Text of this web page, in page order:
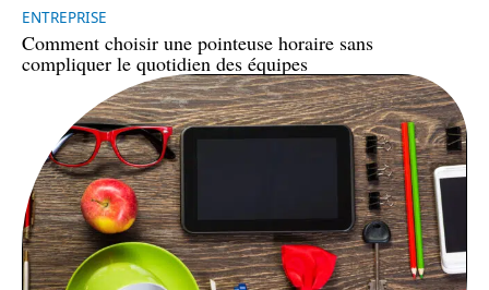
ENTREPRISE
Comment choisir une pointeuse horaire sans
compliquer le quotidien des équipes